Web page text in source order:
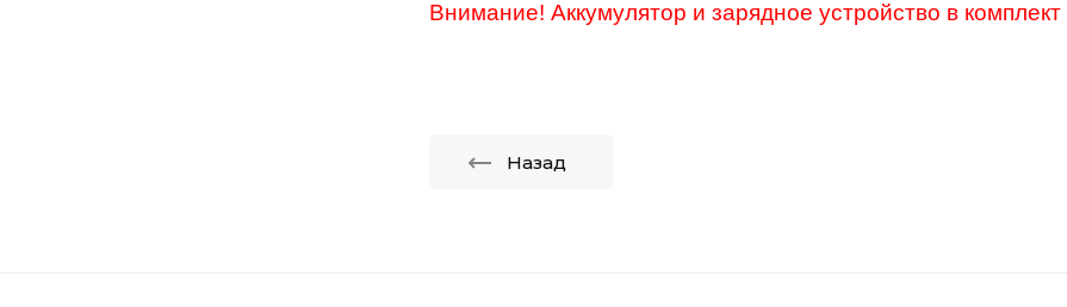
Внимание! Аккумулятор и зарядное устройство в комплект
Назад